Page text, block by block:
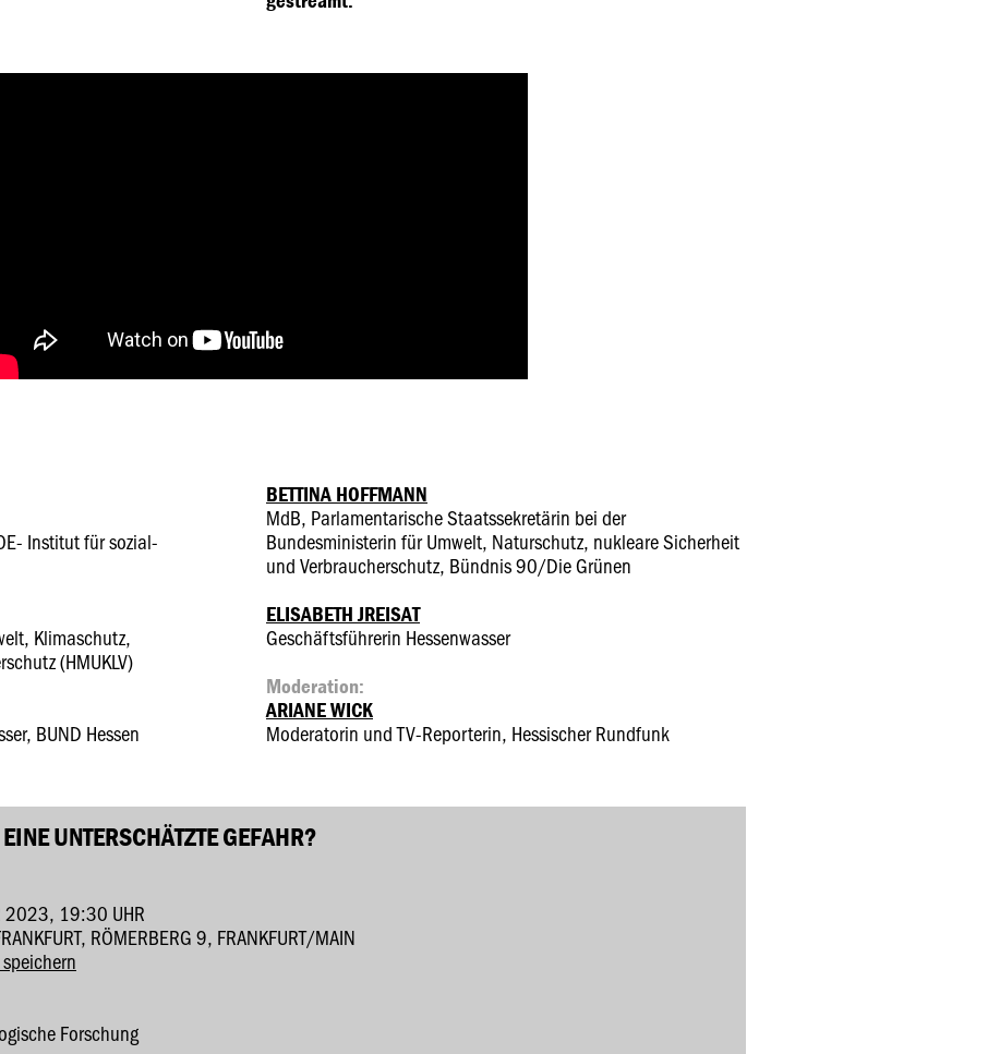
Institut für sozial-
Klimaschutz,
(HMUKLV)
BUND Hessen
BETTINA HOFFMANN
MdB, Parlamentarische Staatssekretärin bei der
Bundesministerin für Umwelt, Naturschutz, nukleare Sicherheit
und Verbraucherschutz, Bündnis 90/Die Grünen
ELISABETH JREISAT
Geschäftsführerin Hessenwasser
Moderation:
ARIANE WICK
Moderatorin und TV-Reporterin, Hessischer Rundfunk
UNTERSCHÄTZTE GEFAHR?
2023, 19:30 UHR
RÖMERBERG 9, FRANKFURT/MAIN
Forschung